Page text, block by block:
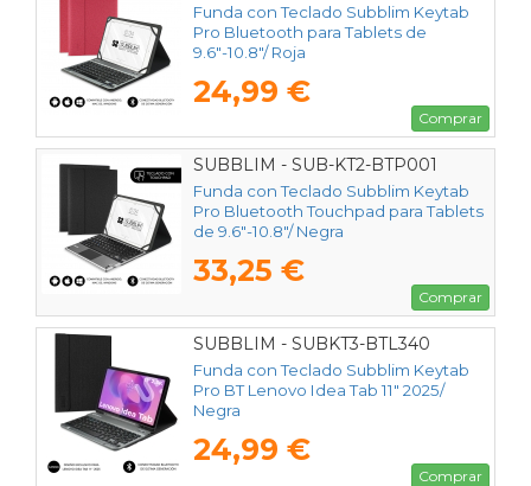
Funda con Teclado Subblim Keytab
Pro Bluetooth para Tablets de
9.6"-10.8"/ Roja
24,99 €
Comprar
SUBBLIM - SUB-KT2-BTP001
Funda con Teclado Subblim Keytab
Pro Bluetooth Touchpad para Tablets
de 9.6"-10.8"/ Negra
33,25 €
Comprar
SUBBLIM - SUBKT3-BTL340
Funda con Teclado Subblim Keytab
Pro BT Lenovo Idea Tab 11" 2025/
Negra
24,99 €
Comprar